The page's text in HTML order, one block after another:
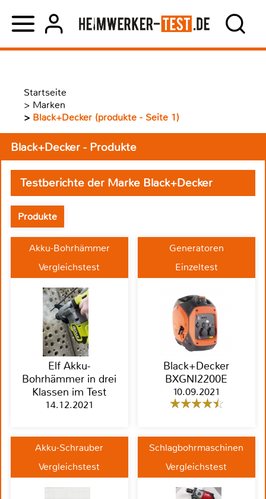
Startseite
> Marken
> Black+Decker (produkte - Seite 1)
Black+Decker - Produkte
Testberichte der Marke Black+Decker
Produkte
Akku-Bohrhämmer
Vergleichstest
Elf Akku-
Bohrhämmer in drei
Klassen im Test
14.12.2021
Generatoren
Einzeltest
Black+Decker
BXGNI2200E
10.09.2021
Akku-Schrauber
Vergleichstest
Schlagbohrmaschinen
Vergleichstest